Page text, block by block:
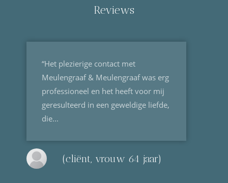
Reviews
“Het plezierige contact met
Meulengraaf & Meulengraaf was erg
professioneel en het heeft voor mij
geresulteerd in een geweldige liefde,
die...
(cliënt, vrouw 64 jaar)